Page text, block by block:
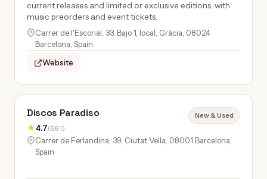
current releases and limited or exclusive editions, with
music preorders and event tickets.
Carrer de l'Escorial, 33, Bajo 1, local, Gràcia, 08024
Barcelona, Spain
Website
Discos Paradiso
★4.7(681)
New & Used
Carrer de Ferlandina, 39, Ciutat Vella, 08001 Barcelona,
Spain